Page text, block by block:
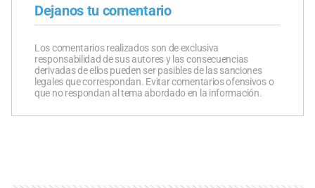
Dejanos tu comentario
Los comentarios realizados son de exclusiva
responsabilidad de sus autores y las consecuencias
derivadas de ellos pueden ser pasibles de las sanciones
legales que correspondan. Evitar comentarios ofensivos o
que no respondan al tema abordado en la información.